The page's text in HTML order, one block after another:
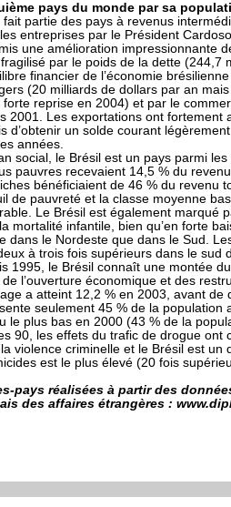
pays du monde par sa
fait partie des pays à revenus
entreprises par le Président
une amélioration impressionnante
par le poids de la dette (244,7
financier de l’économie
(20 milliards de dollars par an
forte reprise en 2004) et par le
2001. Les exportations ont fortement
d’obtenir un solde courant
années.
social, le Brésil est un pays parmi
pauvres recevaient 14,5 % du
bénéficiaient de 46 % du revenu
de pauvreté et la classe moyenne
Le Brésil est également marqué
mortalité infantile, bien qu’en forte
dans le Nordeste que dans le Sud.
à trois fois supérieurs dans le sud
1995, le Brésil connaît une montée
de l’ouverture économique et des
a atteint 12,2 % en 2003, avant
seulement 45 % de la population
le plus bas en 2000 (43 % de la
90, les effets du trafic de drogue ont
violence criminelle et le Brésil est un
est le plus élevé (20 fois
pays réalisées à partir des
des affaires étrangères :